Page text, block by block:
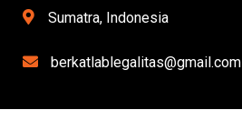
Sumatra, Indonesia
berkatlablegalitas@gmail.com